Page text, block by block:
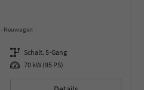
Neuwagen
Getriebe Schalt. 5-Gang
Leistung 70 kW (95 PS)